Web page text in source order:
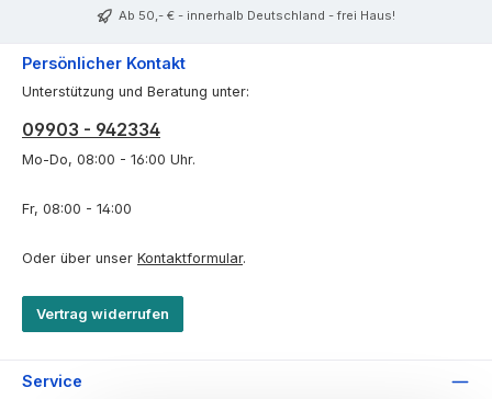
Ab 50,- € - innerhalb Deutschland - frei Haus!
Persönlicher Kontakt
Unterstützung und Beratung unter:
09903 - 942334
Mo-Do, 08:00 - 16:00 Uhr.
Fr, 08:00 - 14:00
Oder über unser Kontaktformular.
Vertrag widerrufen
Service